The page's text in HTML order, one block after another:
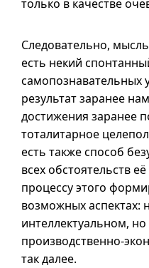
только в качестве
Следовательно,
есть некий
самопознавательных
результат заранее
достижения заранее
тоталитарное
есть также способ
всех обстоятельств
процессу этого
возможных аспектах:
интеллектуальном,
производственно-
так далее.